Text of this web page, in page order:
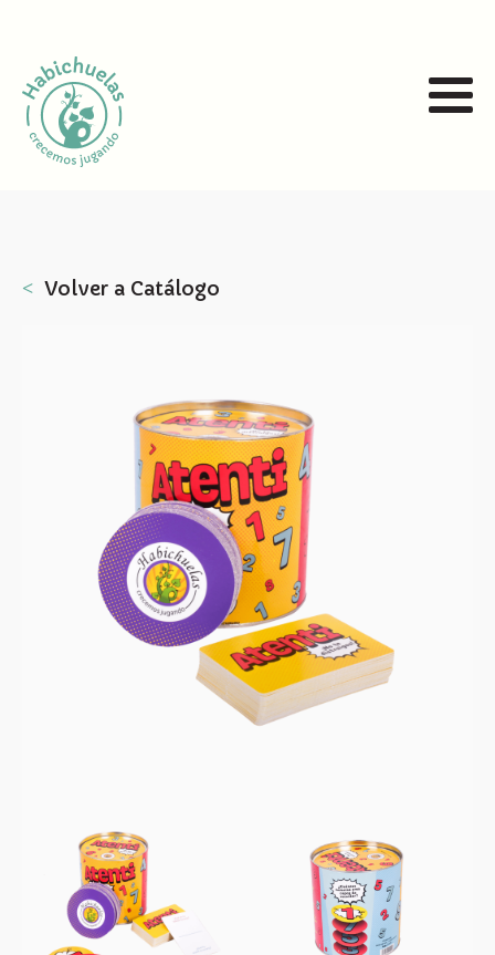
˂ Volver a Catálogo